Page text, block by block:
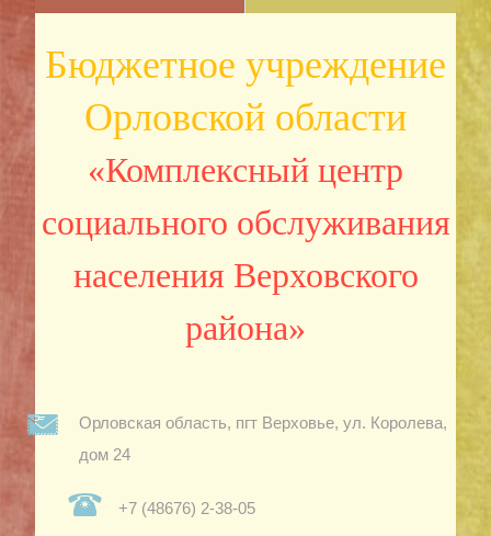
Бюджетное учреждение
Орловской области
«Комплексный центр
социального обслуживания
населения Верховского
района»
Орловская область, пгт Верховье, ул. Королева,
дом 24
+7 (48676) 2-38-05